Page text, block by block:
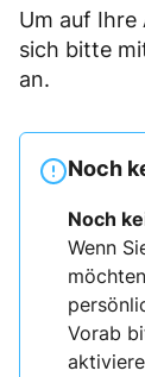
Um auf Ihre
sich bitte
an.
Noch
Noch
Wenn
Vorab